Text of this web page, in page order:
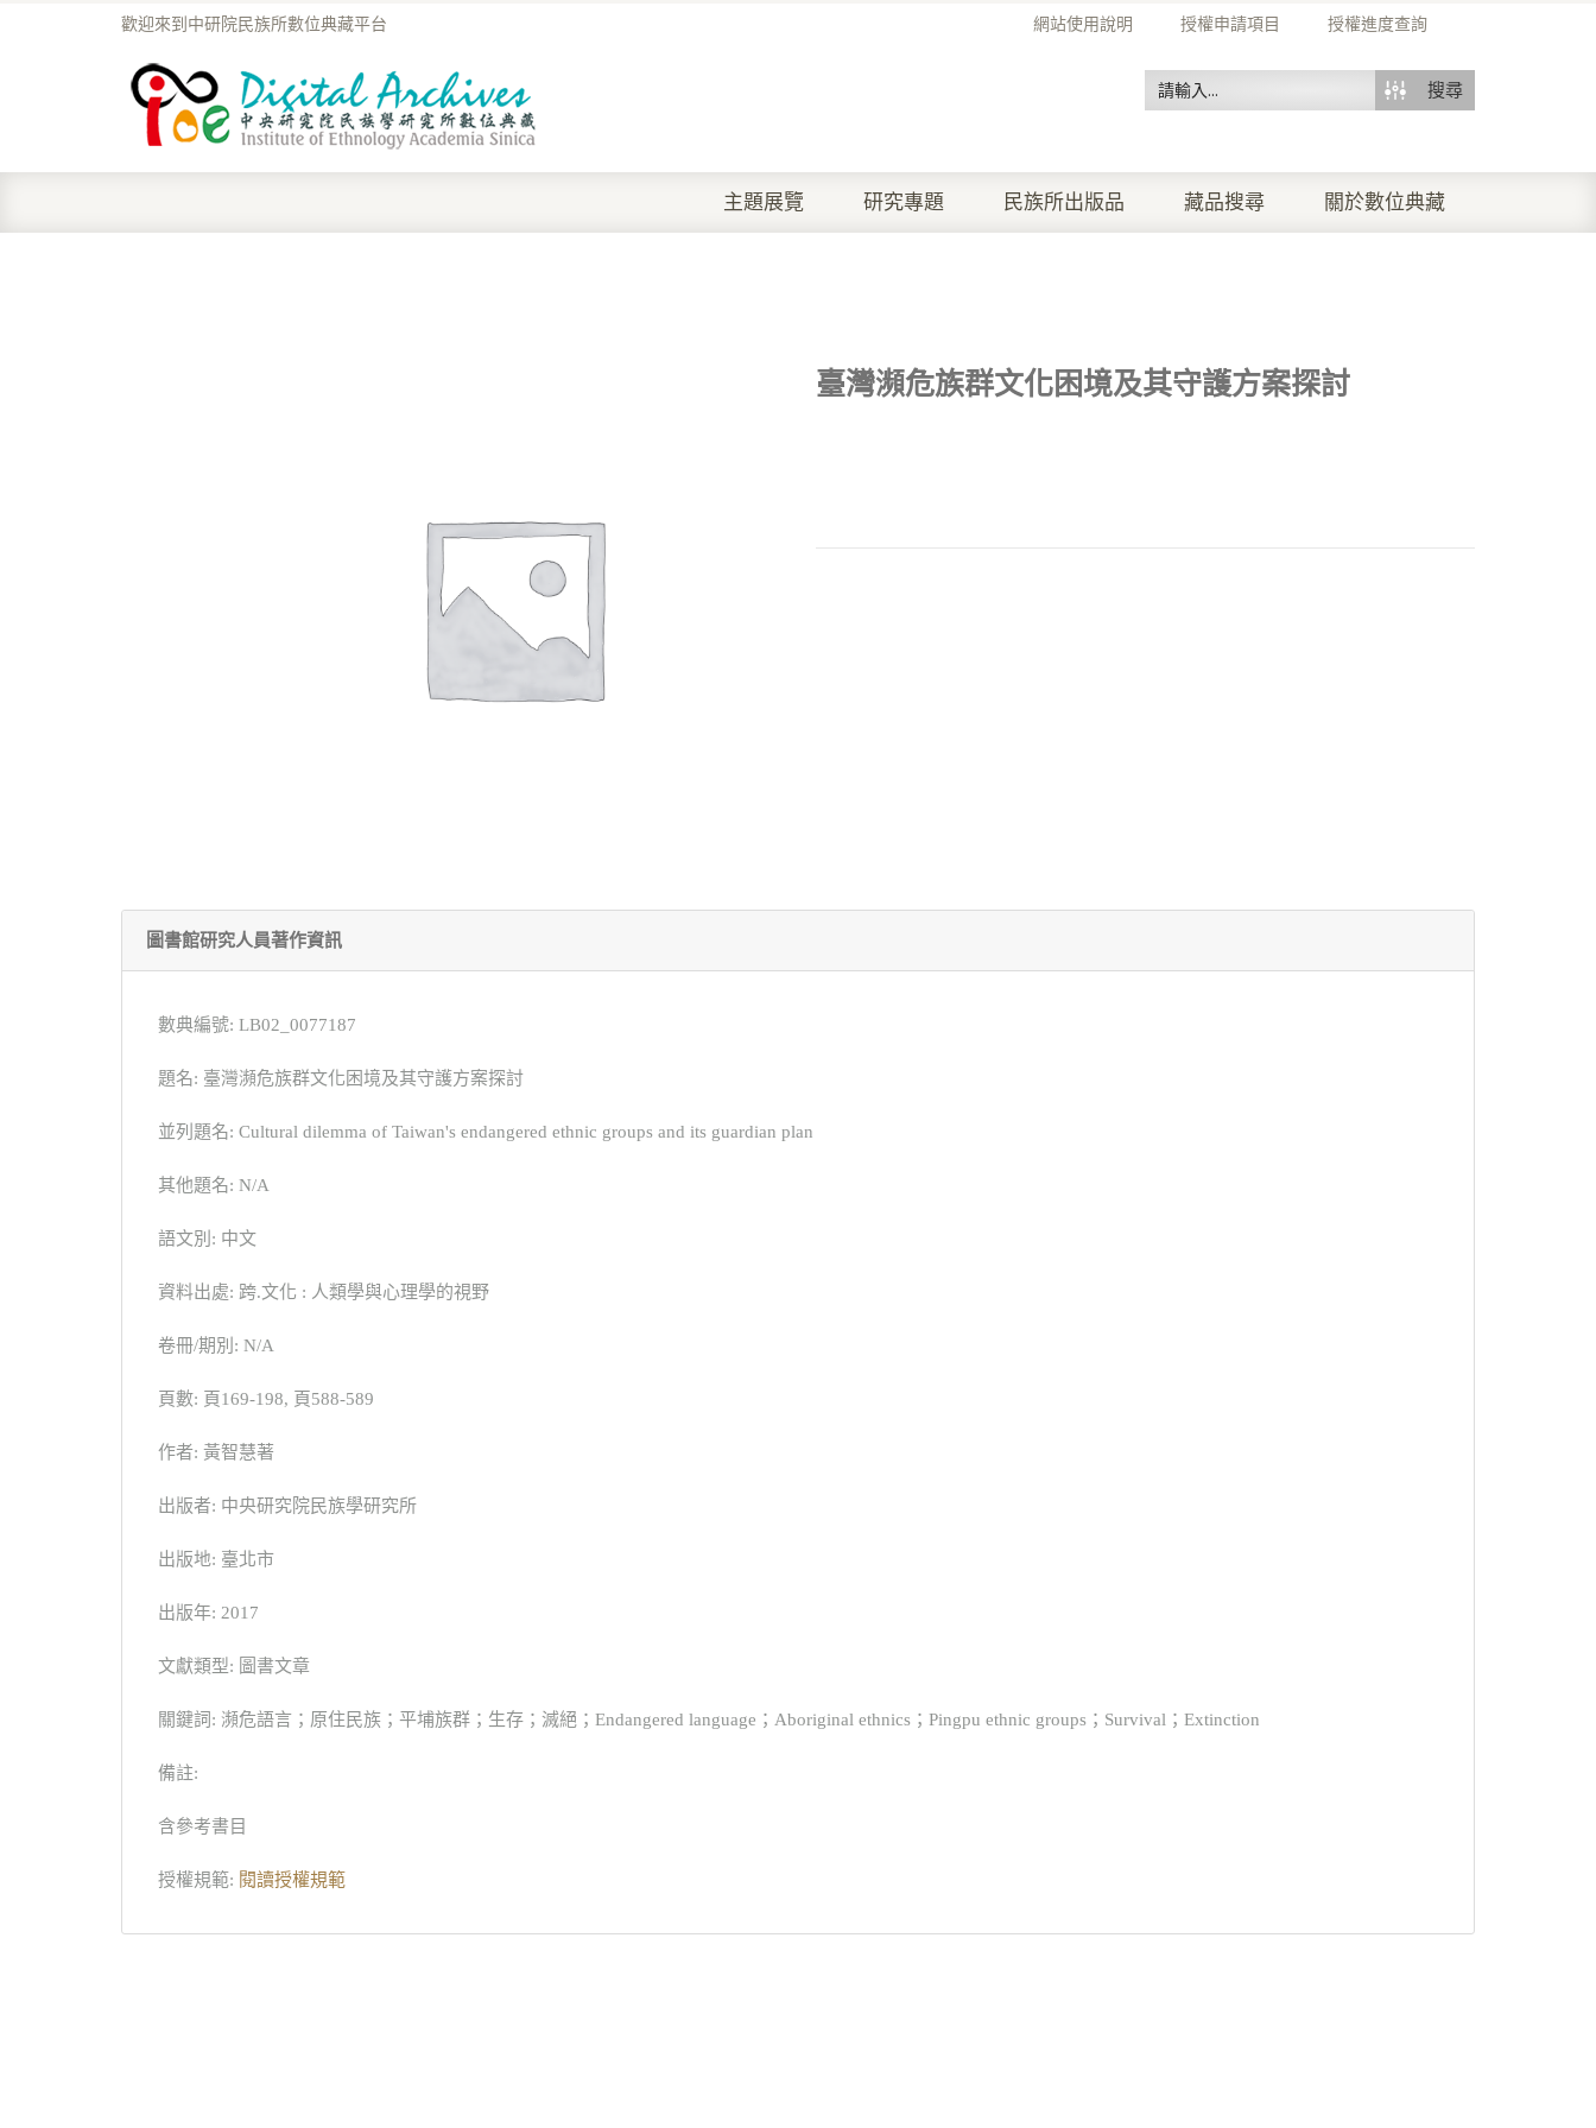
網站使用說明 授權申請項目 授權進度查詢
歡迎來到中研院民族所數位典藏平台
搜尋
主題展覽 研究專題 民族所出版品 藏品搜尋 關於數位典藏
臺灣瀕危族群文化困境及其守護方案探討
圖書館研究人員著作資訊
數典編號: LB02_0077187
題名: 臺灣瀕危族群文化困境及其守護方案探討
並列題名: Cultural dilemma of Taiwan's endangered ethnic groups and its guardian plan
其他題名: N/A
語文別: 中文
資料出處: 跨.文化 : 人類學與心理學的視野
卷冊/期別: N/A
頁數: 頁169-198, 頁588-589
作者: 黃智慧著
出版者: 中央研究院民族學研究所
出版地: 臺北市
出版年: 2017
文獻類型: 圖書文章
關鍵詞: 瀕危語言；原住民族；平埔族群；生存；滅絕；Endangered language；Aboriginal ethnics；Pingpu ethnic groups；Survival；Extinction
備註:
含參考書目
授權規範: 閱讀授權規範